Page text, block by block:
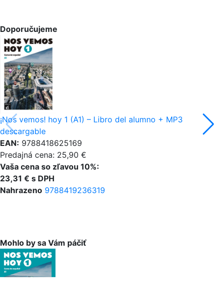
Doporučujeme
¡Nos vemos! hoy 1 (A1) – Libro del alumno + MP3
descargable
EAN: 9788418625169
Predajná cena: 25,90 €
Vaša cena so zľavou 10%:
23,31 € s DPH
Nahrazeno 9788419236319
Mohlo by sa Vám páčiť